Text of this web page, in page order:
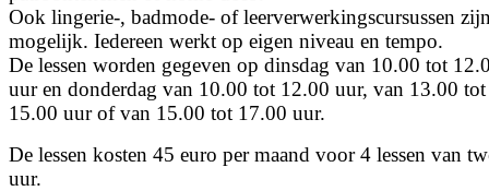
Ook lingerie-, badmode- of leerverwerkingscursussen
mogelijk. Iedereen werkt op eigen niveau en tempo.
De lessen worden gegeven op dinsdag van 10.00 tot
uur en donderdag van 10.00 tot 12.00 uur, van 13.00 tot
15.00 uur of van 15.00 tot 17.00 uur.
De lessen kosten 45 euro per maand voor 4 lessen van
uur.